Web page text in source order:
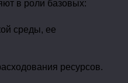
в роли базовых:
среды, ее
ресурсов.